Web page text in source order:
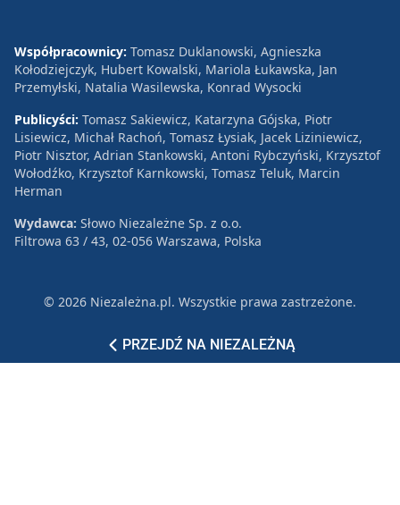
PRZEJDŹ NA NIEZALEŻNĄ
Współpracownicy: Tomasz Duklanowski, Agnieszka
Kołodziejczyk, Hubert Kowalski, Mariola Łukawska, Jan
Przemyłski, Natalia Wasilewska, Konrad Wysocki
Publicyści: Tomasz Sakiewicz, Katarzyna Gójska, Piotr
Lisiewicz, Michał Rachoń, Tomasz Łysiak, Jacek Liziniewicz,
Piotr Nisztor, Adrian Stankowski, Antoni Rybczyński, Krzysztof
Wołodźko, Krzysztof Karnkowski, Tomasz Teluk, Marcin
Herman
Wydawca: Słowo Niezależne Sp. z o.o.
Filtrowa 63 / 43, 02-056 Warszawa, Polska
© 2026 Niezależna.pl. Wszystkie prawa zastrzeżone.
Reklama Polityka prywatności